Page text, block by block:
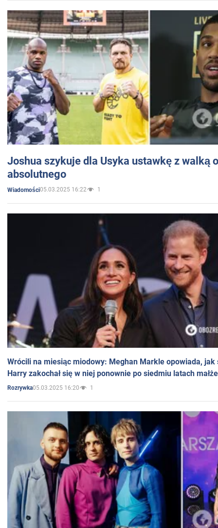
Joshua szykuje dla Usyka ustawkę z walką
absolutnego
Wiadomości05.03.2025 16:22 1
Wrócili na miesiąc miodowy: Meghan Markle opowiada, jak
Harry zakochał się w niej ponownie po siedmiu latach
Rozrywka05.03.2025 16:20 1